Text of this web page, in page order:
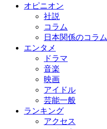
オピニオン
社説
コラム
日本関係のコラム
エンタメ
ドラマ
音楽
映画
アイドル
芸能一般
ランキング
アクセス